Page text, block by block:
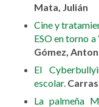
Mata, Julián
Cine y
ESO en torno a
Gómez,
El
escolar.
La palmeña